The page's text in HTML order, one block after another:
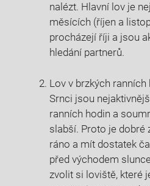
nalézt.⁤ Hlavní lov je
měsících (říjen a
procházejí říji a jsou
hledání partnerů.
Lov v brzkých
Srnci jsou‌
⁤ranních hodin a
slabší. Proto je dobré
ráno a ⁣mít dostatek
před východem
zvolit si‍ loviště, které